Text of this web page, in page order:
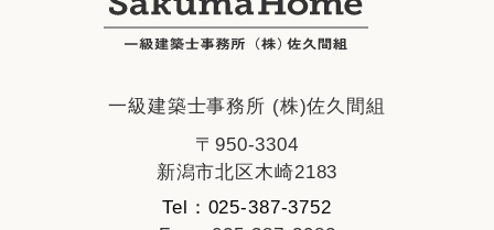
一級建築士事務所 (株)佐久間組
〒950-3304
新潟市北区木崎2183
Tel：025-387-3752